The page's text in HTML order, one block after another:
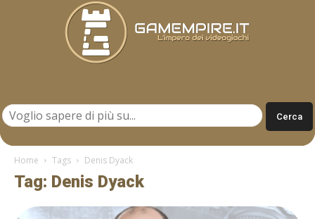
Home Tags Denis Dyack
Tag: Denis Dyack